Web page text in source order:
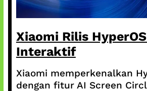
Xiaomi Rilis
Interaktif
Xiaomi memperkenalkan
dengan fitur AI Screen